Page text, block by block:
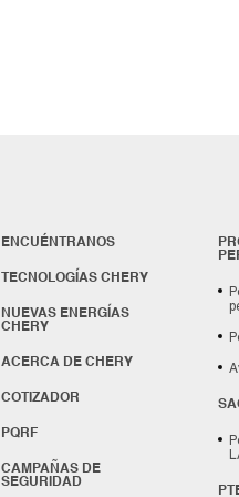
ENCUÉNTRANOS
TECNOLOGÍAS CHERY
NUEVAS ENERGÍAS
CHERY
ACERCA DE CHERY
COTIZADOR
PQRF
CAMPAÑAS DE
SEGURIDAD